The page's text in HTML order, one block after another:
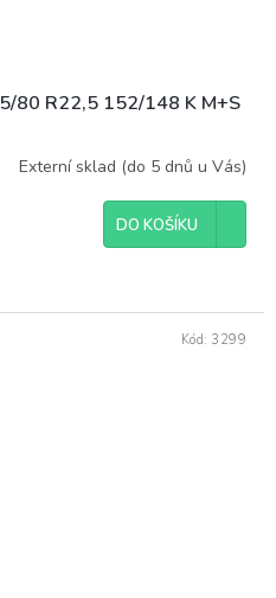
80 R22,5 152/148 K M+S
Externí sklad (do 5 dnů u Vás)
DO KOŠÍKU
Kód: 3299